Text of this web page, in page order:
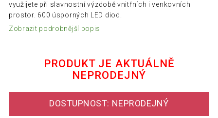
využijete při slavnostní výzdobě vnitřních i venkovních
prostor. 600 úsporných LED diod.
Zobrazit podrobnější popis
PRODUKT JE AKTUÁLNĚ
NEPRODEJNÝ
DOSTUPNOST: NEPRODEJNÝ